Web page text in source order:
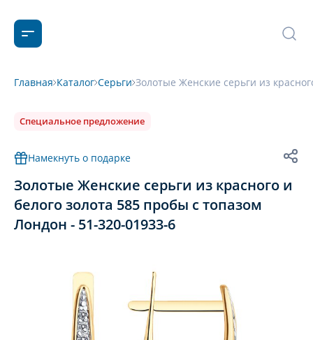
Главная Каталог Серьги Золотые Женские серьги из
Специальное предложение
Намекнуть о подарке
Золотые Женские серьги из красного и
белого золота 585 пробы с топазом
Лондон - 51-320-01933-6